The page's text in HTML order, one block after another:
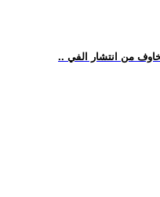
من انتشار الفي